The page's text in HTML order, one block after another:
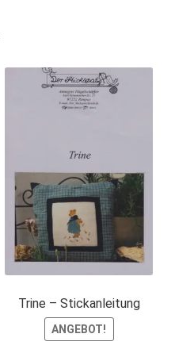
Trine – Stickanleitung
ANGEBOT!